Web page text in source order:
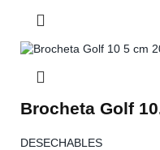
Brocheta Golf
DESECHABLES